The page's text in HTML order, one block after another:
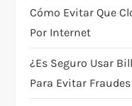
n
Cómo Evitar Que
Por Internet
¿Es Seguro Usar
Para Evitar Fraudes